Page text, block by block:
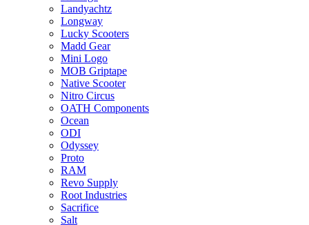
Landyachtz
Longway
Lucky Scooters
Madd Gear
Mini Logo
MOB Griptape
Native Scooter
Nitro Circus
OATH Components
Ocean
ODI
Odyssey
Proto
RAM
Revo Supply
Root Industries
Sacrifice
Salt